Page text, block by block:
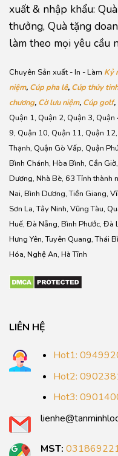
xuất & nhập khẩu:
thưởng, Quà tặng
làm theo mọi yêu cầu
Chuyên Sản xuất - In - Làm Kỷ
niệm, Cúp pha lê, Cúp thủy tinh
chương, Cờ lưu niệm, Cúp golf,
Quận 1, Quận 2, Quận 3,
9, Quận 10, Quận 11, Quận
Thạnh, Quận Gò Vấp, Quận
Bình Chánh, Hòa Bình, Cần
Dương, Nhà Bè, 63 Tỉnh thành
Nai, Bình Dương, Tiền Giang,
Sơn La, Tây Ninh, Vũng Tàu,
Huế, Đà Nẵng, Bình Phước, Đà
Hưng Yên, Tuyên Quang, Thái
Hóa, Nghệ An, Hà Tĩnh
LIÊN HỆ
Hot1:
Hot2:
Hot3:
MST: